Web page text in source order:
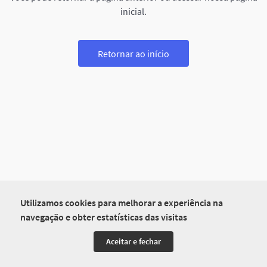
Utilizamos cookies para melhorar a experiência na
navegação e obter estatísticas das visitas
Aceitar e fechar
inicial.
Retornar ao início